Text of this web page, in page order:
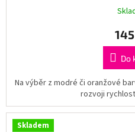
Do
Na výběr z modré či oranžové
rozvoji
Skladem